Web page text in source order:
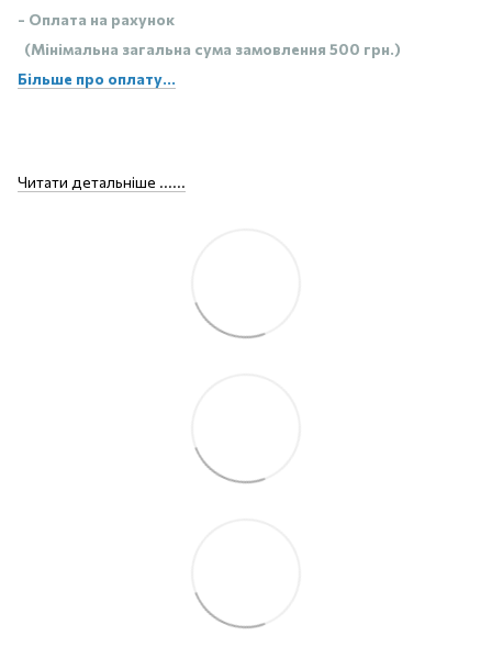
- Оплата на рахунок
(Мінімальна загальна сума замовлення 500 грн.)
Більше про оплату...
Читати детальніше ......